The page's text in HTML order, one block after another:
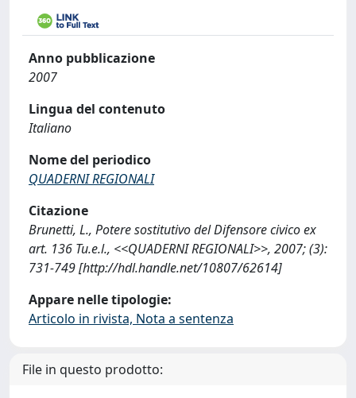
Anno pubblicazione
2007
Lingua del contenuto
Italiano
Nome del periodico
QUADERNI REGIONALI
Citazione
Brunetti, L., Potere sostitutivo del Difensore civico ex
art. 136 Tu.e.l., <<QUADERNI REGIONALI>>, 2007; (3):
731-749 [http://hdl.handle.net/10807/62614]
Appare nelle tipologie:
Articolo in rivista, Nota a sentenza
File in questo prodotto: